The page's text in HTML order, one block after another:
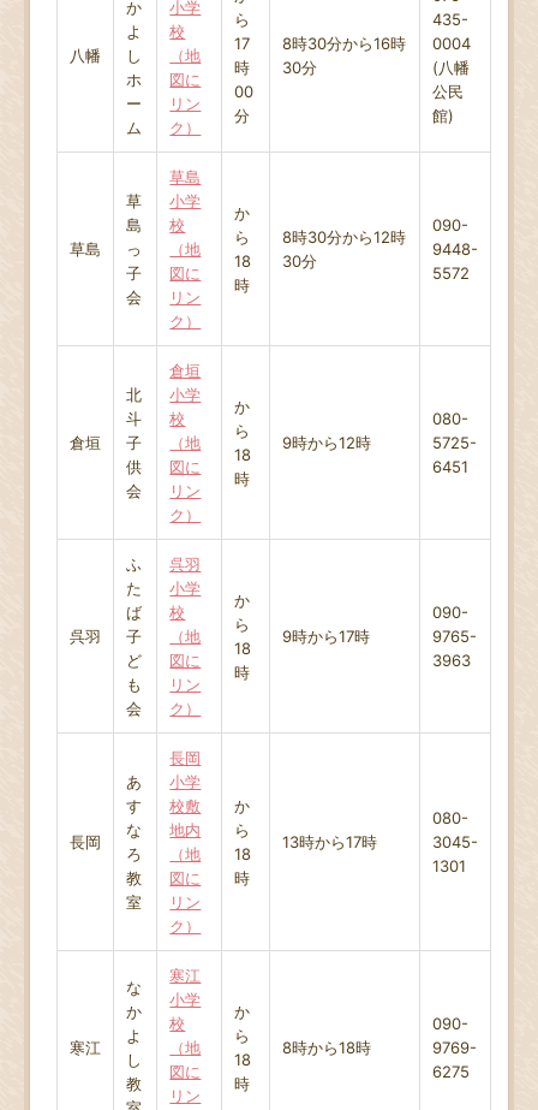
八幡
か
よ
し
ホ
ー
ム
小学
校
（地
図に
リン
ク）
ら
17
時
00
分
8時30分から16時
30分
435-
0004
(八幡
公民
館)
草島
草
島
っ
子
会
草島
小学
校
（地
図に
リン
ク）
か
ら
18
時
8時30分から12時
30分
090-
9448-
5572
倉垣
北
斗
子
供
会
倉垣
小学
校
（地
図に
リン
ク）
か
ら
18
時
9時から12時
080-
5725-
6451
呉羽
ふ
た
ば
子
ど
も
会
呉羽
小学
校
（地
図に
リン
ク）
か
ら
18
時
9時から17時
090-
9765-
3963
長岡
あ
す
な
ろ
教
室
長岡
小学
校敷
地内
（地
図に
リン
ク）
か
ら
18
時
13時から17時
080-
3045-
1301
寒江
な
か
よ
し
教
寒江
小学
校
（地
図に
リン
か
ら
18
時
8時から18時
090-
9769-
6275